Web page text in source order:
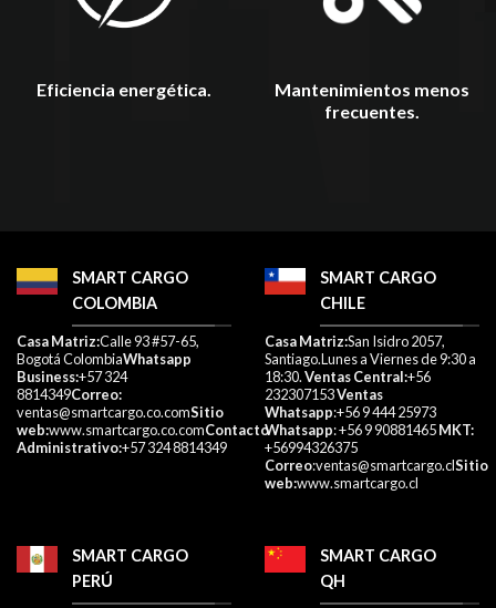
Eficiencia energética.
Mantenimientos menos
frecuentes.
SMART CARGO
COLOMBIA
Casa Matriz:Calle 93 #57-65,
Bogotá ColombiaWhatsapp
Business:+57 324
8814349Correo:
ventas@smartcargo.co.comSitio
web:www.smartcargo.co.comContacto
Administrativo:+57 324 8814349
SMART CARGO
CHILE
​Casa Matriz:San Isidro 2057,
Santiago.Lunes a Viernes de 9:30 a
18:30. ​Ventas Central:+56
232307153 ​Ventas
Whatsapp:+56 9 444 25973
Whatsapp: +56 9 90881465MKT:
+56994326375
Correo:ventas@smartcargo.clSitio
web:www.smartcargo.cl
SMART CARGO
PERÚ
SMART CARGO
QH